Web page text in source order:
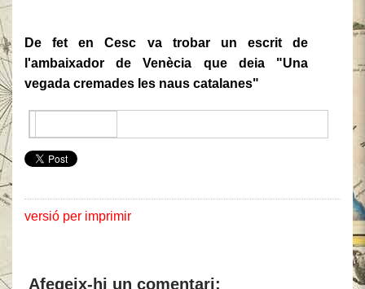
De fet en Cesc va trobar un escrit de
l'ambaixador de Venècia que deia "Una
vegada cremades les naus catalanes"
versió per imprimir
Afegeix-hi un comentari: